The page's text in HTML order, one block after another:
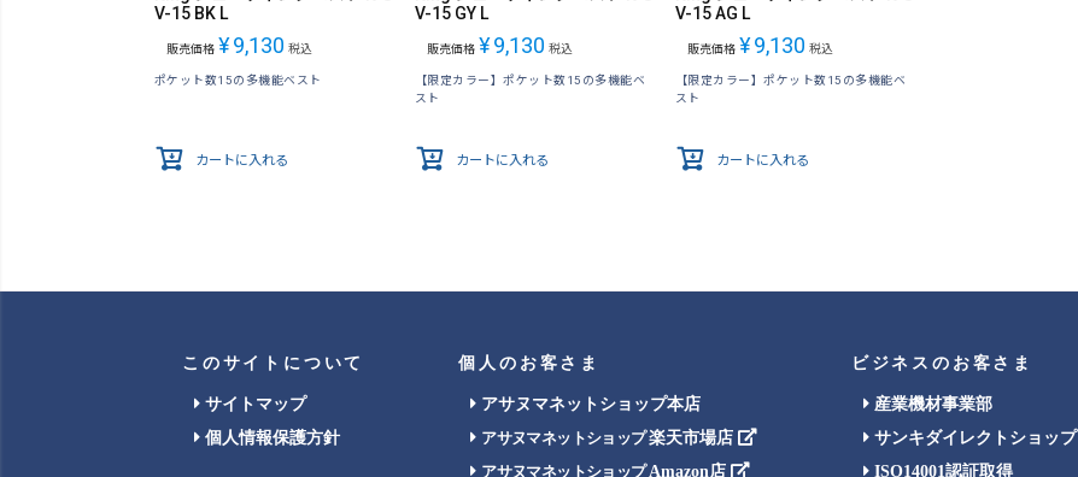
V-15 BK L
販売価格 ¥9,130 税込
ポケット数15の多機能ベスト
カートに入れる
V-15 GY L
販売価格 ¥9,130 税込
【限定カラー】ポケット数15の多機能ベ
スト
カートに入れる
V-15 AG L
販売価格 ¥9,130 税込
【限定カラー】ポケット数15の多機能ベ
スト
カートに入れる
このサイトについて
サイトマップ
個人情報保護方針
個人のお客さま
アサヌマネットショップ本店
アサヌマネットショップ楽天市場店
アサヌマネットショップAmazon店
ビジネスのお客さま
産業機材事業部
サンキダイレクトショップ
ISO14001認証取得